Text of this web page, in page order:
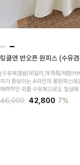
링클앤 반오픈 원피스 (수유겸
(수유복겸용/데일리,하객룩/체형
처가 돋보이는 A라인의 롱원피스
매력적인 외출 수유복으로도 일상
46,000 42,800 7%